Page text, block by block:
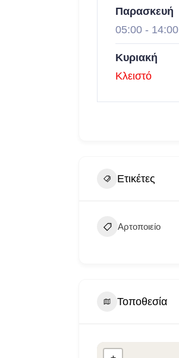
Παρασκευή
05:00 - 14:00
Κυριακή
Κλειστό
Ετικέτες
Αρτοποιείο
Τοποθεσία